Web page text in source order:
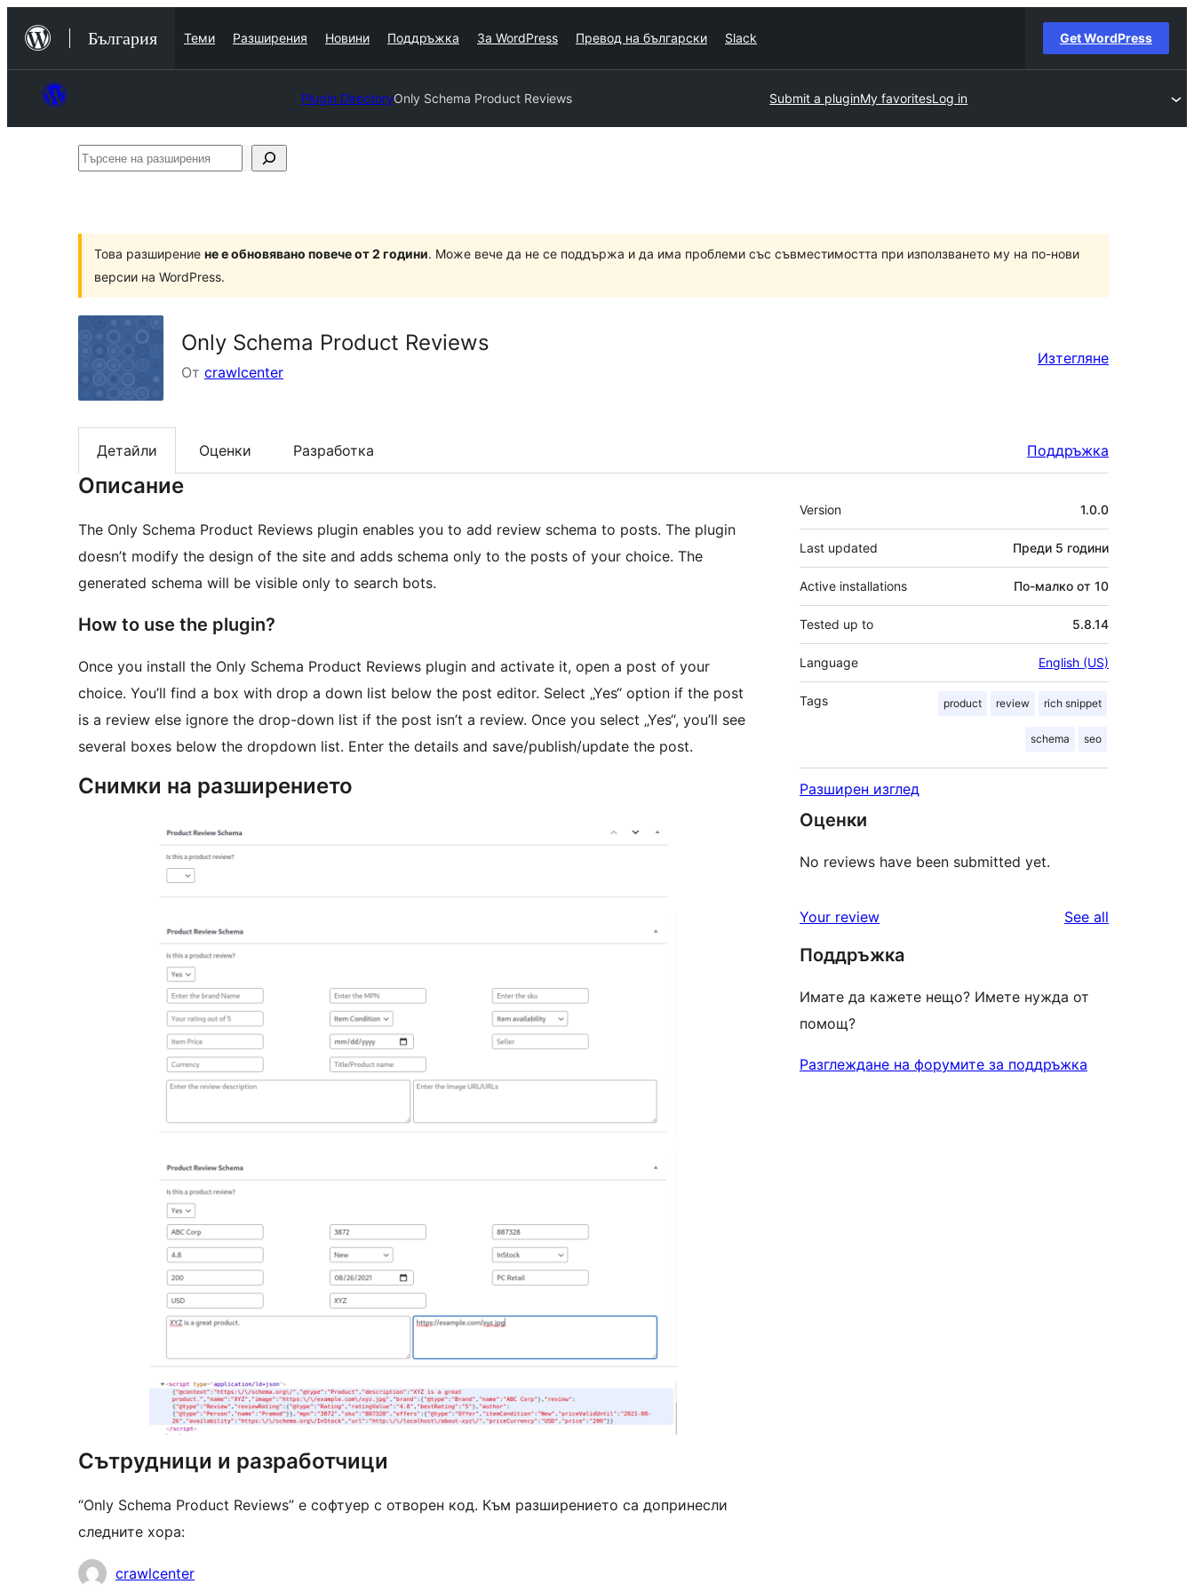
съдържаниетоБългария Теми Разширения Новини Поддръжка За WordPress Превод на български Slack Get WordPress
Plugin DirectoryOnly Schema Product Reviews Submit a pluginMy favoritesLog in
Търсене
Това разширение не е обновявано повече от 2 години. Може вече да не се поддържа и да има проблеми със съвместимостта при използването му на по-нови
версии на WordPress.
Only Schema Product Reviews
От crawlcenter
Изтегляне
Детайли Оценки Разработка Поддръжка
Описание
The Only Schema Product Reviews plugin enables you to add review schema to posts. The plugin
doesn’t modify the design of the site and adds schema only to the posts of your choice. The
generated schema will be visible only to search bots.
How to use the plugin?
Once you install the Only Schema Product Reviews plugin and activate it, open a post of your
choice. You’ll find a box with drop a down list below the post editor. Select „Yes“ option if the post
is a review else ignore the drop-down list if the post isn’t a review. Once you select „Yes“, you’ll see
several boxes below the dropdown list. Enter the details and save/publish/update the post.
Снимки на разширението
Сътрудници и разработчици
“Only Schema Product Reviews” е софтуер с отворен код. Към разширението са допринесли
следните хора:
Сътрудници
crawlcenter
Мета
Version 1.0.0
Last updated Преди 5 години
Active installations По-малко от 10
Tested up to 5.8.14
Language English (US)
Tags product review rich snippet
schema seo
Разширен изглед
Оценки
No reviews have been submitted yet.
Your review See all
Поддръжка
Имате да кажете нещо? Имете нужда от
помощ?
Разглеждане на форумите за поддръжка